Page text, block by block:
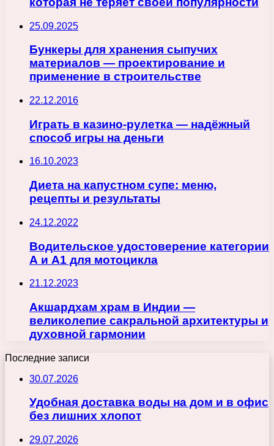
25.09.2025
Бункеры для хранения сыпучих
материалов — проектирование и
применение в строительстве
22.12.2016
Играть в казино-рулетка — надёжный
способ игры на деньги
16.10.2023
Диета на капустном супе: меню,
рецепты и результаты
24.12.2022
Водительское удостоверение категории
А и А1 для мотоцикла
21.12.2023
Акшардхам храм в Индии —
великолепие сакральной архитектуры и
духовной гармонии
Последние записи
30.07.2026
Удобная доставка воды на дом и в офис
без лишних хлопот
29.07.2026